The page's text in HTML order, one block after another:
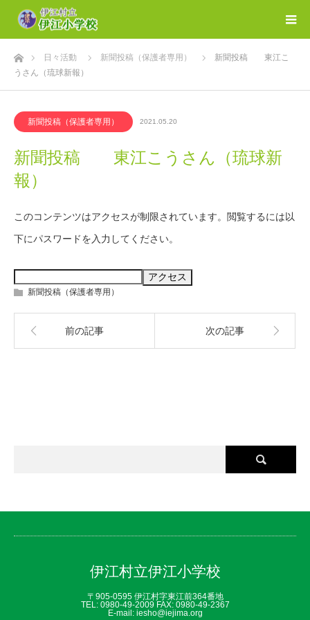
ホーム日々活動 新聞投稿（保護者専用）
新聞投稿 東江こ
うさん（琉球新報）
新聞投稿（保護者専用） 2021.05.20
新聞投稿 東江こうさん（琉球新
報）
このコンテンツはアクセスが制限されています。閲覧するには以
下にパスワードを入力してください。
新聞投稿（保護者専用）
前の記事 次の記事
伊江村立伊江小学校
〒905-0595 伊江村字東江前364番地
TEL: 0980‐49‐2009 FAX: 0980‐49‐2367
E-mail: iesho@iejima.org